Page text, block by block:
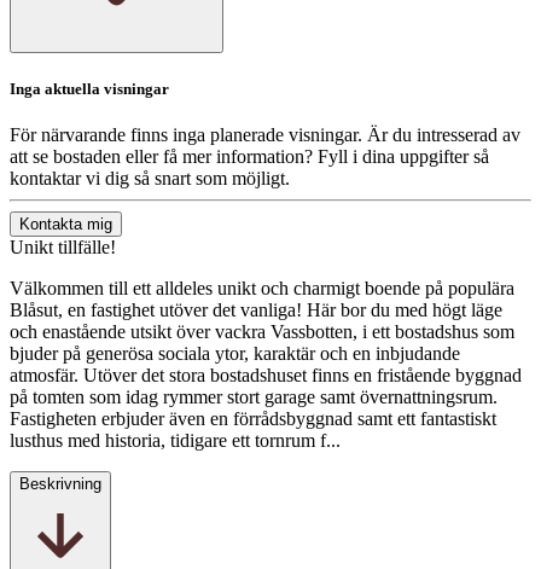
Inga aktuella visningar
För närvarande finns inga planerade visningar. Är du intresserad av
att se bostaden eller få mer information? Fyll i dina uppgifter så
kontaktar vi dig så snart som möjligt.
Kontakta mig
Unikt tillfälle!
Välkommen till ett alldeles unikt och charmigt boende på populära
Blåsut, en fastighet utöver det vanliga! Här bor du med högt läge
och enastående utsikt över vackra Vassbotten, i ett bostadshus som
bjuder på generösa sociala ytor, karaktär och en inbjudande
atmosfär. Utöver det stora bostadshuset finns en fristående byggnad
på tomten som idag rymmer stort garage samt övernattningsrum.
Fastigheten erbjuder även en förrådsbyggnad samt ett fantastiskt
lusthus med historia, tidigare ett tornrum f...
Beskrivning